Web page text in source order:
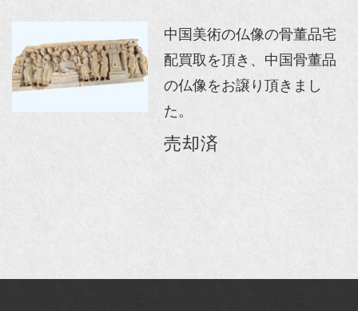
中国美術の仏像の骨董品宅
配買取を頂き、中国骨董品
の仏像をお譲り頂きまし
た。
売却済